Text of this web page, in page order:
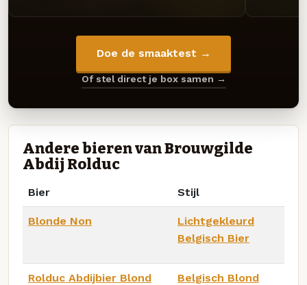
Doe de smaaktest →
Of stel direct je box samen →
Andere bieren van Brouwgilde
Abdij Rolduc
Bier Stijl
Blonde Non
Lichtgekleurd
Belgisch Bier
Rolduc Abdijbier Blond Belgisch Blond